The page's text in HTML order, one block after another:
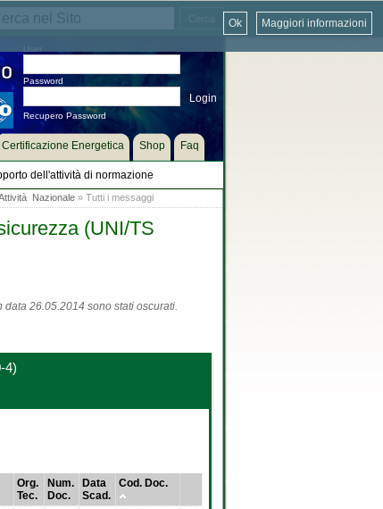
Password
Recupero Password
dell'attività di normazione
Certificazione Energetica Shop Faq
Nazionale» Tutti i messaggi
(UNI/TS
26.05.2014 sono stati oscurati.
4)
Org.
Tec.
Num.
Doc.
Data
Scad.
Cod. Doc.
Maggiori informazioni
Ok